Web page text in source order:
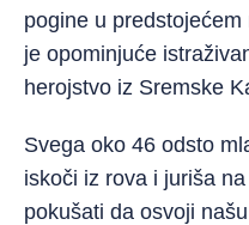
pogine u
je opominjuće
herojstvo iz Sremske
Svega oko 46 odsto
iskoči iz rova i juriša
pokušati da osvoji